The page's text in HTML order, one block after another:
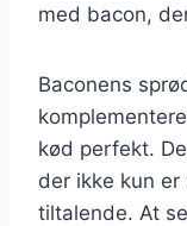
med bacon,
Baconens
kød perfekt.
der ikke kun
tiltalende. At